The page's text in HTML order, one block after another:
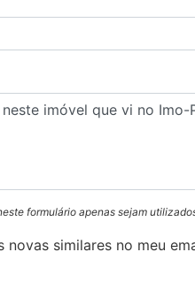
formulário apenas sejam
novas similares no meu